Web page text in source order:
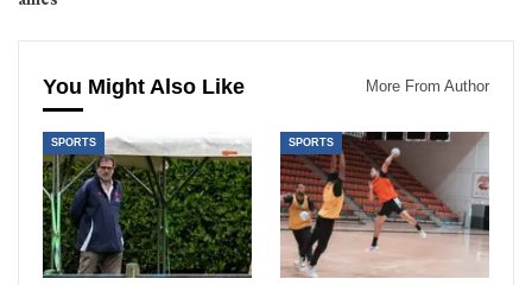
You Might Also Like More From Author
SPORTS SPORTS